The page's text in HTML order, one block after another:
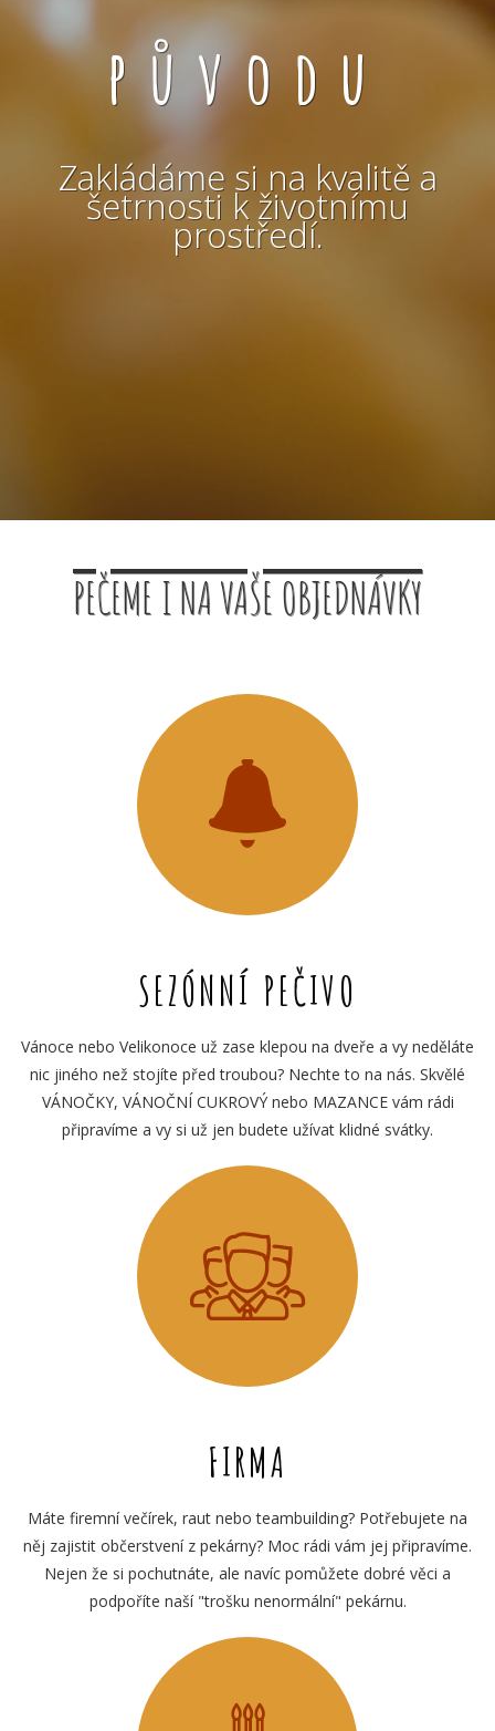
původu
Zakládáme si na kvalitě a
šetrnosti k životnímu
prostředí.
PEČEME I NA VAŠE OBJEDNÁVKY
SEZÓNNÍ PEČIVO
Vánoce nebo Velikonoce už zase klepou na dveře a vy neděláte
nic jiného než stojíte před troubou? Nechte to na nás. Skvělé
VÁNOČKY, VÁNOČNÍ CUKROVÝ nebo MAZANCE vám rádi
připravíme a vy si už jen budete užívat klidné svátky.
FIRMA
Máte firemní večírek, raut nebo teambuilding? Potřebujete na
něj zajistit občerstvení z pekárny? Moc rádi vám jej připravíme.
Nejen že si pochutnáte, ale navíc pomůžete dobré věci a
podpoříte naší "trošku nenormální" pekárnu.